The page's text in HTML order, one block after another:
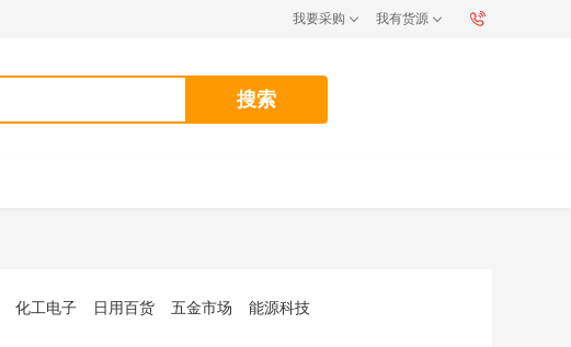
我要采购 我有货源
搜索
化工电子 日用百货 五金市场
能源科技